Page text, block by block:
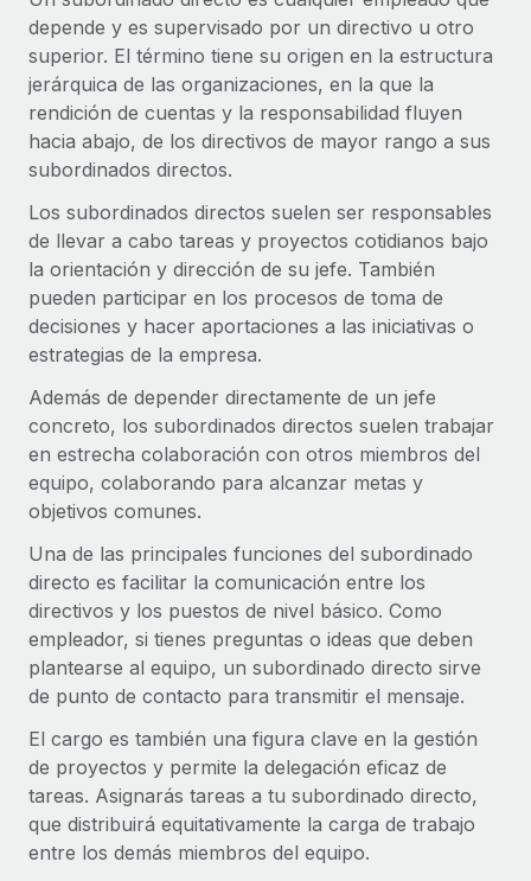
Contractor Management
Integra y gestiona a autónomos globalmente.
PEO
Externaliza tareas laborales complejas.
INFRAESTRUCTURA
Conexión Remote
Integra los RR. HH. en tus flujos de trabajo sin
complicaciones.
Plataforma
Funciones esenciales de RR. HH. integradas para tu
equipo.
Conecta cualquier herramienta de IA con Remote
Integraciones
Optimiza los procesos con herramientas empresariales
esenciales.
SERVICIOS
Pregunta a un experto
Obtén ayuda de gente experta en RR. HH. globales
y cumplimiento normativo.
Comprobaciones de antecedentes
Compáranos con otras empresas.
ETAPAS DE CRECIMIENTO
Startups
Soluciones ágiles de RR. HH. globales y nóminas para
Mediana empresa
Amplía tu equipo con soluciones de RR. HH.
personalizadas.
Empresa
ASOCIARSE
Socios tecnológicos estratégicos
Integra la gestión de los RR. HH. globales en tu
plataforma de forma flexible.
Asociarse
Descubre oportunidades de colaborar con nosotros.
Remote Build Próximamente
Consultoría de integraciones y automatización con IA.
CASOS PRÁCTICOS
Calculadora de pagos a autónomos
Descubre opciones de divisas y tiempos de pago para
autónomos globales.
APRENDIZAJE CON REMOTE
Guías y recursos
Casos prácticos
Glosario de RR. HH.
Listas de verificación y plantillas
Biblioteca de descripciones de puestos
Webinarios
Eventos
Sala de prensa
Información sobre salarios y talento
Centro de información
Obtén ayuda
Consulta todos los recursos
BLOG
Nederlands
Français
Deutsch
Español
Italiano
Português (Portugal)
日本語
한국어
中文（简体）
Iniciar sesión
depende y es supervisado por un directivo u otro
superior. El término tiene su origen en la estructura
jerárquica de las organizaciones, en la que la
rendición de cuentas y la responsabilidad fluyen
hacia abajo, de los directivos de mayor rango a sus
subordinados directos.
Los subordinados directos suelen ser responsables
de llevar a cabo tareas y proyectos cotidianos bajo
la orientación y dirección de su jefe. También
pueden participar en los procesos de toma de
decisiones y hacer aportaciones a las iniciativas o
estrategias de la empresa.
Además de depender directamente de un jefe
concreto, los subordinados directos suelen trabajar
en estrecha colaboración con otros miembros del
equipo, colaborando para alcanzar metas y
objetivos comunes.
Una de las principales funciones del subordinado
directo es facilitar la comunicación entre los
directivos y los puestos de nivel básico. Como
empleador, si tienes preguntas o ideas que deben
plantearse al equipo, un subordinado directo sirve
de punto de contacto para transmitir el mensaje.
El cargo es también una figura clave en la gestión
de proyectos y permite la delegación eficaz de
tareas. Asignarás tareas a tu subordinado directo,
que distribuirá equitativamente la carga de trabajo
entre los demás miembros del equipo.